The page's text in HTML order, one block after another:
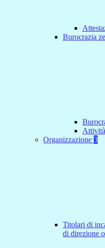
Burocrazia
Organizzazione 3
Titolari di
di direzione